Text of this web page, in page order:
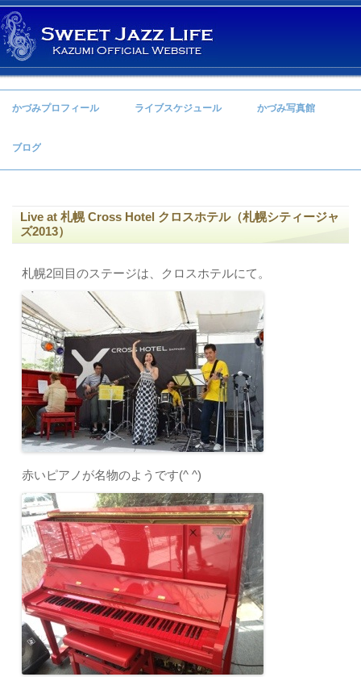
コンテンツへ移動
かづみプロフィール ライブスケジュール かづみ写真館
ブログ
Live at 札幌 Cross Hotel クロスホテル（札幌シティージャ
ズ2013）
札幌2回目のステージは、クロスホテルにて。
赤いピアノが名物のようです(^ ^)